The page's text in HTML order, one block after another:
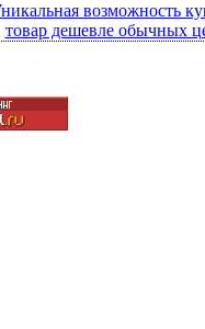
возможность
товар дешевле обычных